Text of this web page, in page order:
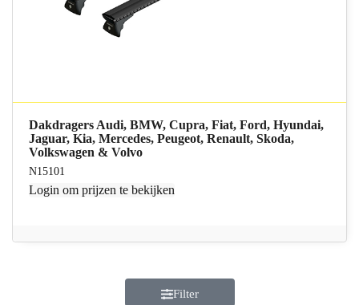
Dakdragers Audi, BMW, Cupra, Fiat, Ford, Hyundai,
Jaguar, Kia, Mercedes, Peugeot, Renault, Skoda,
Volkswagen & Volvo
N15101
Login om prijzen te bekijken
Filter